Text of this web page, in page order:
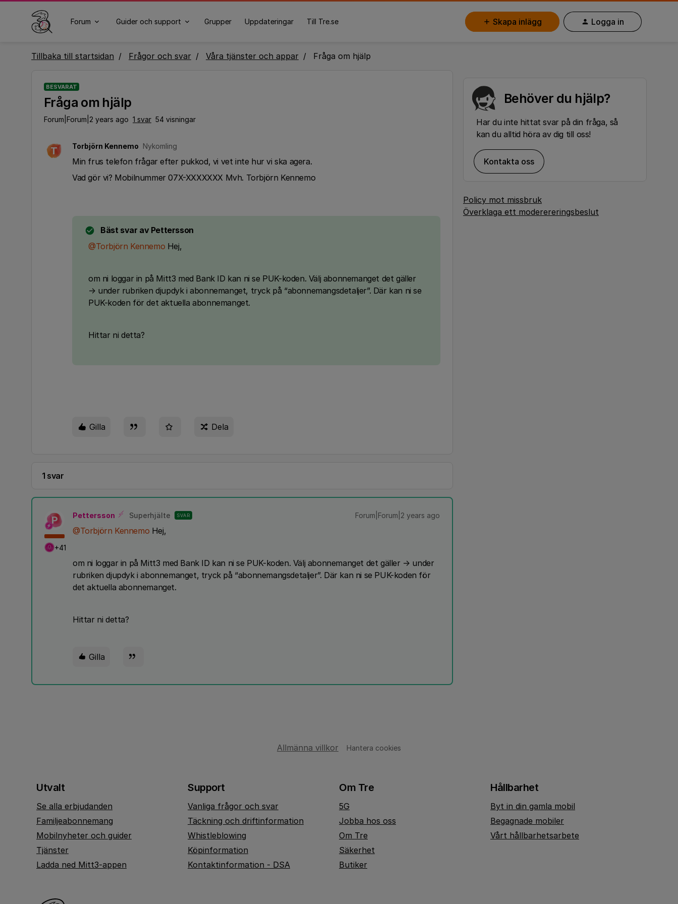
Forum Guider och support Grupper Uppdateringar Till Tre.se Skapa inlägg Logga in
Tillbaka till startsidan Frågor och svar Våra tjänster och appar Fråga om hjälp
BESVARAT
Fråga om hjälp
Forum|Forum|2 years ago 1 svar 54 visningar
T Torbjörn Kennemo Nykomling
Min frus telefon frågar efter pukkod, vi vet inte hur vi ska agera.
Vad gör vi? Mobilnummer 07X-XXXXXXX Mvh. Torbjörn Kennemo
Bäst svar av Pettersson
@Torbjörn Kennemo Hej,
om ni loggar in på Mitt3 med Bank ID kan ni se PUK-koden. Välj abonnemanget det gäller
→ under rubriken djupdyk i abonnemanget, tryck på “abonnemangsdetaljer”. Där kan ni se
PUK-koden för det aktuella abonnemanget.
Hittar ni detta?
Gilla Dela
1 svar
P
+41
Pettersson Superhjälte SVAR Forum|Forum|2 years ago
@Torbjörn Kennemo Hej,
om ni loggar in på Mitt3 med Bank ID kan ni se PUK-koden. Välj abonnemanget det gäller → under
rubriken djupdyk i abonnemanget, tryck på “abonnemangsdetaljer”. Där kan ni se PUK-koden för
det aktuella abonnemanget.
Hittar ni detta?
Gilla
Behöver du hjälp?
Har du inte hittat svar på din fråga, så
kan du alltid höra av dig till oss!
Kontakta oss
Policy mot missbruk
Överklaga ett moderereringsbeslut
Allmänna villkor Hantera cookies
Utvalt
Se alla erbjudanden
Familjeabonnemang
Mobilnyheter och guider
Tjänster
Ladda ned Mitt3-appen
Support
Vanliga frågor och svar
Täckning och driftinformation
Whistleblowing
Köpinformation
Kontaktinformation - DSA
Om Tre
5G
Jobba hos oss
Om Tre
Säkerhet
Butiker
Hållbarhet
Byt in din gamla mobil
Begagnade mobiler
Vårt hållbarhetsarbete